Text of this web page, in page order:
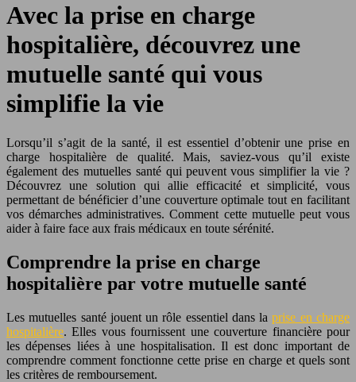
Avec la prise en charge
hospitalière, découvrez une
mutuelle santé qui vous
simplifie la vie
Lorsqu’il s’agit de la santé, il est essentiel d’obtenir une prise en
charge hospitalière de qualité. Mais, saviez-vous qu’il existe
également des mutuelles santé qui peuvent vous simplifier la vie ?
Découvrez une solution qui allie efficacité et simplicité, vous
permettant de bénéficier d’une couverture optimale tout en facilitant
vos démarches administratives. Comment cette mutuelle peut vous
aider à faire face aux frais médicaux en toute sérénité.
Comprendre la prise en charge
hospitalière par votre mutuelle santé
Les mutuelles santé jouent un rôle essentiel dans laprise en charge
hospitalière. Elles vous fournissent une couverture financière pour
les dépenses liées à une hospitalisation. Il est donc important de
comprendre comment fonctionne cette prise en charge et quels sont
les critères de remboursement.